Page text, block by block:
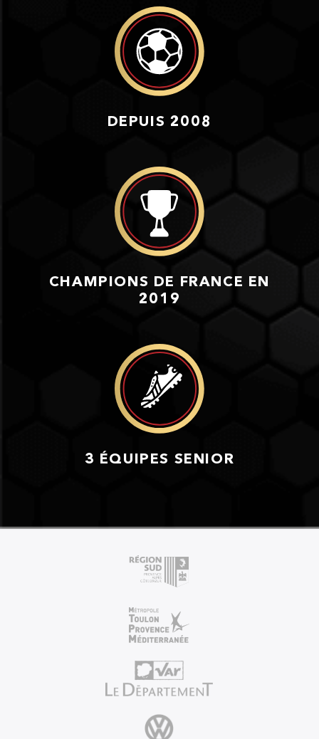
DEPUIS 2008
CHAMPIONS DE FRANCE EN
2019
3 ÉQUIPES SENIOR